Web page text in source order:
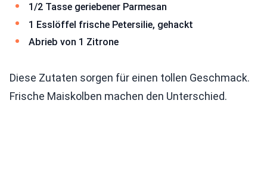
1/2 Tasse geriebener Parmesan
1 Esslöffel frische Petersilie, gehackt
Abrieb von 1 Zitrone
Diese Zutaten sorgen für einen tollen Geschmack.
Frische Maiskolben machen den Unterschied.